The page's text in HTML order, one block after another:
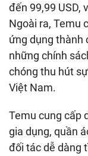
đến 99,99 USD,
Ngoài ra, Temu
ứng dụng thành
những chính
chóng thu hút
Việt Nam.
Temu cung cấp
gia dụng, quần
đối tác dễ dàng